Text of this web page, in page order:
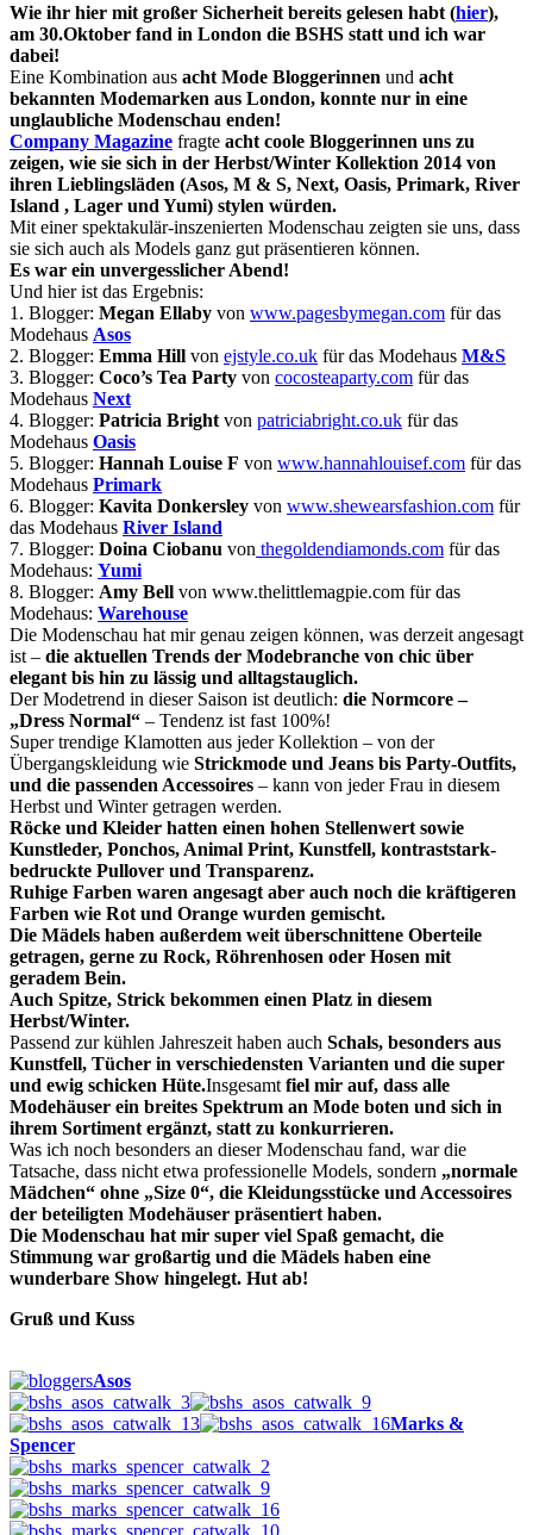
Wie ihr hier mit großer Sicherheit bereits gelesen habt (hier),
am 30.Oktober fand in London die BSHS statt und ich war
dabei!
Eine Kombination aus acht Mode Bloggerinnen und acht
bekannten Modemarken aus London, konnte nur in eine
unglaubliche Modenschau enden!
Company Magazine fragte acht coole Bloggerinnen uns zu
zeigen, wie sie sich in der Herbst/Winter Kollektion 2014 von
ihren Lieblingsläden (Asos, M & S, Next, Oasis, Primark, River
Island , Lager und Yumi) stylen würden.
Mit einer spektakulär-inszenierten Modenschau zeigten sie uns, dass
sie sich auch als Models ganz gut präsentieren können.
Es war ein unvergesslicher Abend!
Und hier ist das Ergebnis:
1. Blogger: Megan Ellaby von www.pagesbymegan.com für das
Modehaus Asos
2. Blogger: Emma Hill von ejstyle.co.uk für das Modehaus M&S
3. Blogger: Coco’s Tea Party von cocosteaparty.com für das
Modehaus Next
4. Blogger: Patricia Bright von patriciabright.co.uk für das
Modehaus Oasis
5. Blogger: Hannah Louise F von www.hannahlouisef.com für das
Modehaus Primark
6. Blogger: Kavita Donkersley von www.shewearsfashion.com für
das Modehaus River Island
7. Blogger: Doina Ciobanu von thegoldendiamonds.com für das
Modehaus: Yumi
8. Blogger: Amy Bell von www.thelittlemagpie.com für das
Modehaus: Warehouse
Die Modenschau hat mir genau zeigen können, was derzeit angesagt
ist – die aktuellen Trends der Modebranche von chic über
elegant bis hin zu lässig und alltagstauglich.
Der Modetrend in dieser Saison ist deutlich: die Normcore –
„Dress Normal“ – Tendenz ist fast 100%!
Super trendige Klamotten aus jeder Kollektion – von der
Übergangskleidung wie Strickmode und Jeans bis Party-Outfits,
und die passenden Accessoires – kann von jeder Frau in diesem
Herbst und Winter getragen werden.
Röcke und Kleider hatten einen hohen Stellenwert sowie
Kunstleder, Ponchos, Animal Print, Kunstfell, kontraststark-
bedruckte Pullover und Transparenz.
Ruhige Farben waren angesagt aber auch noch die kräftigeren
Farben wie Rot und Orange wurden gemischt.
Die Mädels haben außerdem weit überschnittene Oberteile
getragen, gerne zu Rock, Röhrenhosen oder Hosen mit
geradem Bein.
Auch Spitze, Strick bekommen einen Platz in diesem
Herbst/Winter.
Passend zur kühlen Jahreszeit haben auch Schals, besonders aus
Kunstfell, Tücher in verschiedensten Varianten und die super
und ewig schicken Hüte.Insgesamt fiel mir auf, dass alle
Modehäuser ein breites Spektrum an Mode boten und sich in
ihrem Sortiment ergänzt, statt zu konkurrieren.
Was ich noch besonders an dieser Modenschau fand, war die
Tatsache, dass nicht etwa professionelle Models, sondern „normale
Mädchen“ ohne „Size 0“, die Kleidungsstücke und Accessoires
der beteiligten Modehäuser präsentiert haben.
Die Modenschau hat mir super viel Spaß gemacht, die
Stimmung war großartig und die Mädels haben eine
wunderbare Show hingelegt. Hut ab!
Gruß und Kuss
Asos
Marks &
Spencer